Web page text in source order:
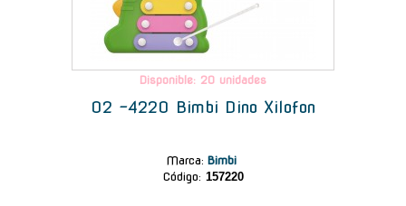
Disponible: 20 unidades
02 -4220 Bimbi Dino Xilofon
Marca: Bimbi
Código: 157220